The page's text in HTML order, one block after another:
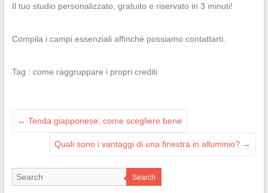
Il tuo studio personalizzato, gratuito e riservato in 3 minuti!
Compila i campi essenziali affinché possiamo contattarti.
Tag : come raggruppare i propri crediti
← Tenda giapponese: come scegliere bene
Quali sono i vantaggi di una finestra in alluminio? →
Search